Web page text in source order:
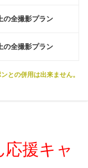
全撮影プラン
全撮影プラン
との併用は出来ません。
援キャ